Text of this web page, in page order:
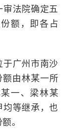
审法院确定五
额，即各占
于广州市南沙
额由林某一所
一、梁林某
均等继承，也
。